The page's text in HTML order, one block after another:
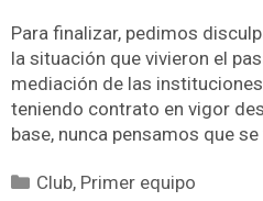
Para finalizar, pedimos
la situación que vivieron el
mediación de las
teniendo contrato en vigor
base, nunca pensamos que
Club, Primer equipo